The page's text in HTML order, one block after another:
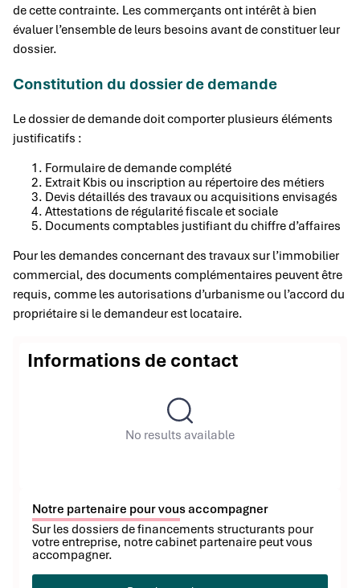
de cette contrainte. Les commerçants ont intérêt à bien
évaluer l’ensemble de leurs besoins avant de constituer leur
dossier.
Constitution du dossier de demande
Le dossier de demande doit comporter plusieurs éléments
justificatifs :
Formulaire de demande complété
Extrait Kbis ou inscription au répertoire des métiers
Devis détaillés des travaux ou acquisitions envisagés
Attestations de régularité fiscale et sociale
Documents comptables justifiant du chiffre d’affaires
Pour les demandes concernant des travaux sur l’immobilier
commercial, des documents complémentaires peuvent être
requis, comme les autorisations d’urbanisme ou l’accord du
propriétaire si le demandeur est locataire.
Informations de contact
No results available
Notre partenaire pour vous accompagner
Sur les dossiers de financements structurants pour
votre entreprise, notre cabinet partenaire peut vous
accompagner.